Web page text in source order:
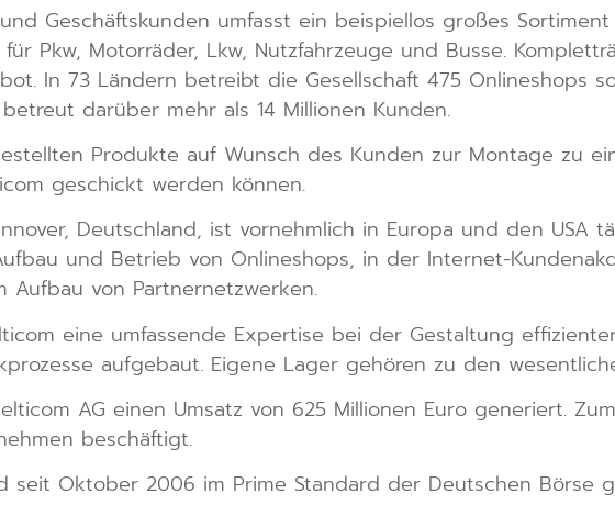
Geschäftskunden umfasst ein beispiellos großes
Pkw, Motorräder, Lkw, Nutzfahrzeuge und Busse.
In 73 Ländern betreibt die Gesellschaft 475 Onlineshops
darüber mehr als 14 Millionen Kunden.
Produkte auf Wunsch des Kunden zur Montage zu
geschickt werden können.
Deutschland, ist vornehmlich in Europa und den USA
und Betrieb von Onlineshops, in der Internet-
von Partnernetzwerken.
eine umfassende Expertise bei der Gestaltung
aufgebaut. Eigene Lager gehören zu den
AG einen Umsatz von 625 Millionen Euro generiert.
beschäftigt.
Oktober 2006 im Prime Standard der Deutschen Börse